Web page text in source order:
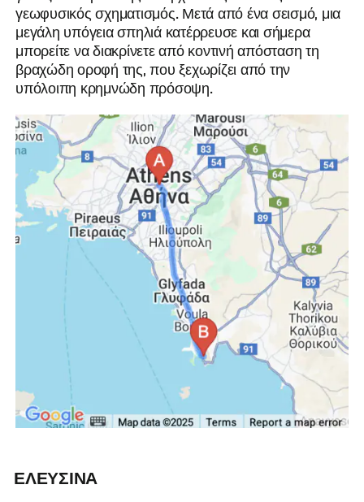
γεωφυσικός σχηματισμός. Μετά από ένα σεισμό, μια
μεγάλη υπόγεια σπηλιά κατέρρευσε και σήμερα
μπορείτε να διακρίνετε από κοντινή απόσταση τη
βραχώδη οροφή της, που ξεχωρίζει από την
υπόλοιπη κρημνώδη πρόσοψη.
ΕΛΕΥΣΙΝΑ